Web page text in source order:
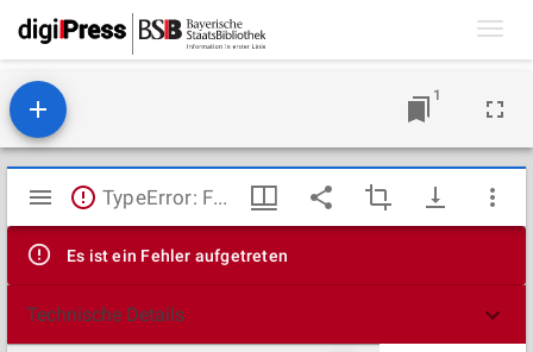
1
Mirador
Viewer
TypeError: Failed to fetch
Es ist ein Fehler aufgetreten
Technische Details